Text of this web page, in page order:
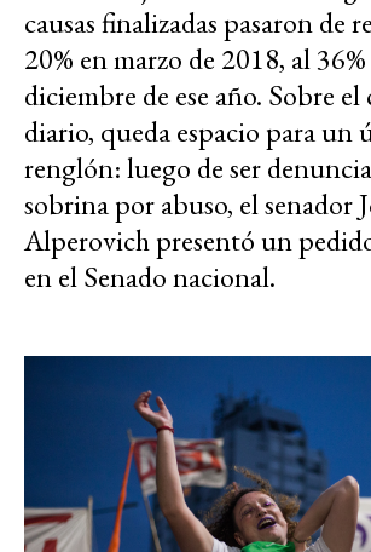
causas finalizadas pasaron de
20% en marzo de 2018, al
diciembre de ese año. Sobre
diario, queda espacio para un
renglón: luego de ser
sobrina por abuso, el senador
Alperovich presentó un
en el Senado nacional.